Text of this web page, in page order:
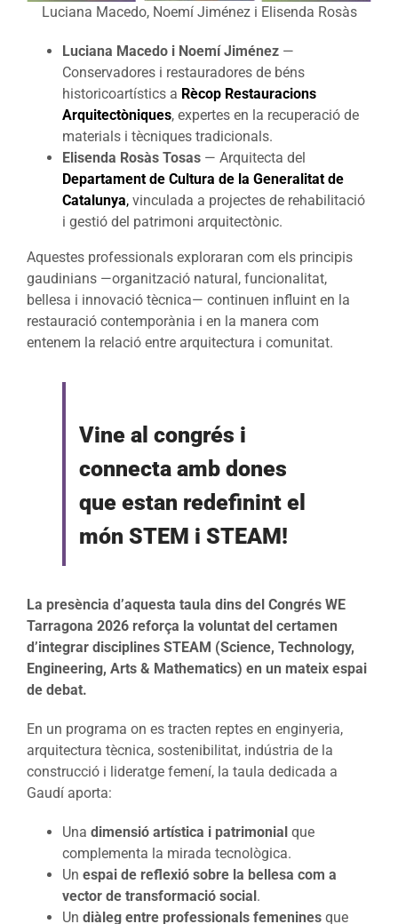
Luciana Macedo, Noemí Jiménez i Elisenda Rosàs
Luciana Macedo i Noemí Jiménez —
Conservadores i restauradores de béns
historicoartístics a Rècop Restauracions
Arquitectòniques, expertes en la recuperació de
materials i tècniques tradicionals.
Elisenda Rosàs Tosas — Arquitecta del
Departament de Cultura de la Generalitat de
Catalunya, vinculada a projectes de rehabilitació
i gestió del patrimoni arquitectònic.
Aquestes professionals exploraran com els principis
gaudinians —organització natural, funcionalitat,
bellesa i innovació tècnica— continuen influint en la
restauració contemporània i en la manera com
entenem la relació entre arquitectura i comunitat.
Vine al congrés i
connecta amb dones
que estan redefinint el
món STEM i STEAM!
La presència d’aquesta taula dins del Congrés WE
Tarragona 2026 reforça la voluntat del certamen
d’integrar disciplines STEAM (Science, Technology,
Engineering, Arts & Mathematics) en un mateix espai
de debat.
En un programa on es tracten reptes en enginyeria,
arquitectura tècnica, sostenibilitat, indústria de la
construcció i lideratge femení, la taula dedicada a
Gaudí aporta:
Una dimensió artística i patrimonial que
complementa la mirada tecnològica.
Un espai de reflexió sobre la bellesa com a
vector de transformació social .
Un diàleg entre professionals femenines que